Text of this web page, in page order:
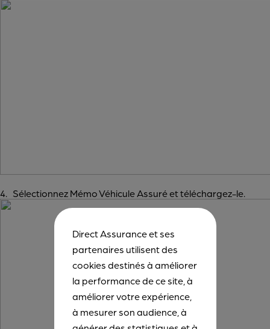
4. Sélectionnez Mémo Véhicule Assuré et téléchargez-le.
Direct Assurance et ses
partenaires utilisent des
cookies destinés à améliorer
la performance de ce site, à
améliorer votre expérience,
à mesurer son audience, à